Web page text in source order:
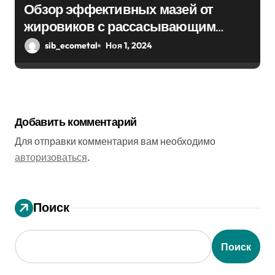
Обзор эффективных мазей от
жировиков с рассасывающим
эффектом
sib_ecometal Ноя 1, 2024
Добавить комментарий
Для отправки комментария вам необходимо
авторизоваться.
Поиск
Поиск